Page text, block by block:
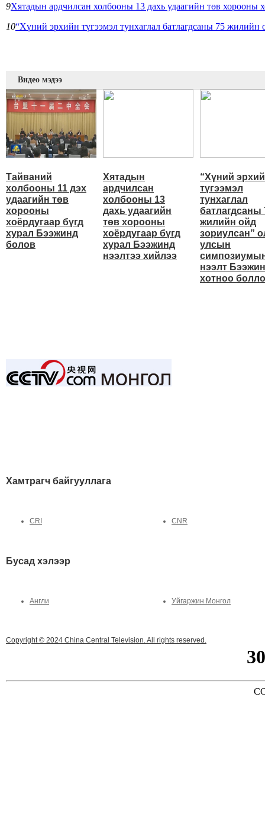
9Хятадын ардчилсан холбооны 13 дахь удаагийн төв хорооны
10“Хүний эрхийн түгээмэл тунхаглал батлагдсаны 75
Видео мэдээ
Тайваний
холбооны 11 дэх
удаагийн төв
хорооны
хоёрдугаар бүгд
хурал Бээжинд
болов
Хятадын
ардчилсан
холбооны 13
дахь удаагийн
төв хорооны
хоёрдугаар бүгд
хурал Бээжинд
нээлтээ хийлээ
“Хүний
түгээмэл
тунхаглал
батлагдсаны
жилийн ойд
зориулсан”
улсын
нээлт Бээжин
хотноо
Хамтрагч байгууллага
CRI CNR
Бусад хэлээр
Англи Уйгаржин Монгол
Copyright © 2024 China Central Television. All rights reserved.